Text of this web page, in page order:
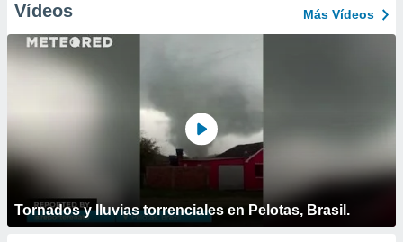
Vídeos Más Vídeos
Tornados y lluvias torrenciales en Pelotas, Brasil.